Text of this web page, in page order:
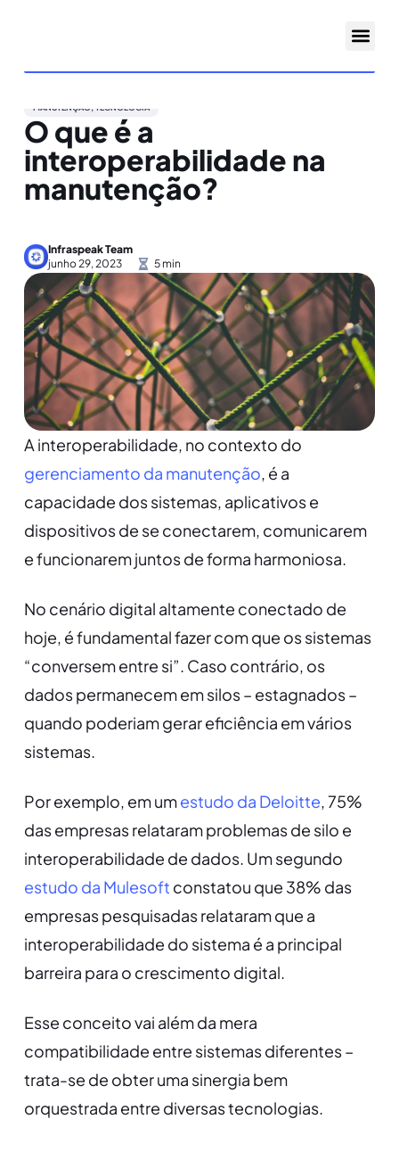
MANUTENÇÃO, TECNOLOGIA
O que é a
interoperabilidade na
manutenção?
Infraspeak Team
junho 29, 2023
A interoperabilidade, no contexto do
gerenciamento da manutenção, é a
capacidade dos sistemas, aplicativos e
dispositivos de se conectarem, comunicarem
e funcionarem juntos de forma harmoniosa.
No cenário digital altamente conectado de
hoje, é fundamental fazer com que os sistemas
“conversem entre si”. Caso contrário, os
dados permanecem em silos – estagnados –
quando poderiam gerar eficiência em vários
sistemas.
Por exemplo, em umestudo da Deloitte, 75%
das empresas relataram problemas de silo e
interoperabilidade de dados. Um segundo
estudo da Mulesoft constatou que 38% das
empresas pesquisadas relataram que a
interoperabilidade do sistema é a principal
barreira para o crescimento digital.
Esse conceito vai além da mera
compatibilidade entre sistemas diferentes –
trata-se de obter uma sinergia bem
orquestrada entre diversas tecnologias.